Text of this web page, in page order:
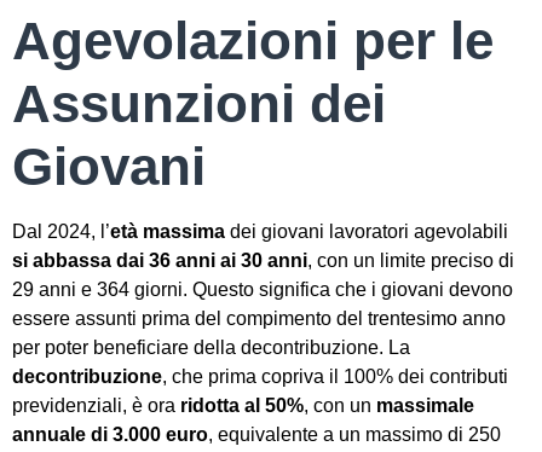
Agevolazioni per le
Assunzioni dei
Giovani
Dal 2024, l’età massima dei giovani lavoratori agevolabili
si abbassa dai 36 anni ai 30 anni, con un limite preciso di
29 anni e 364 giorni. Questo significa che i giovani devono
essere assunti prima del compimento del trentesimo anno
per poter beneficiare della decontribuzione. La
decontribuzione, che prima copriva il 100% dei contributi
previdenziali, è ora ridotta al 50%, con un massimale
annuale di 3.000 euro, equivalente a un massimo di 250